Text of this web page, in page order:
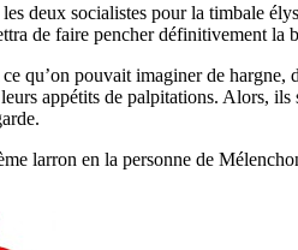
deux socialistes pour la timbale
de faire pencher définitivement la
qu’on pouvait imaginer de hargne,
appétits de palpitations. Alors,
larron en la personne de